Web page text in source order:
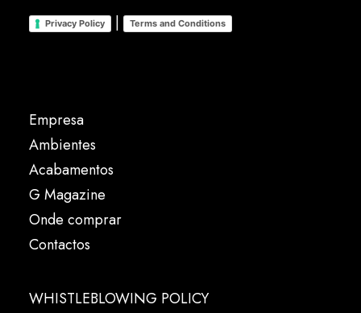
Privacy Policy | Terms and Conditions
Empresa
Ambientes
Acabamentos
G Magazine
Onde comprar
Contactos
WHISTLEBLOWING POLICY